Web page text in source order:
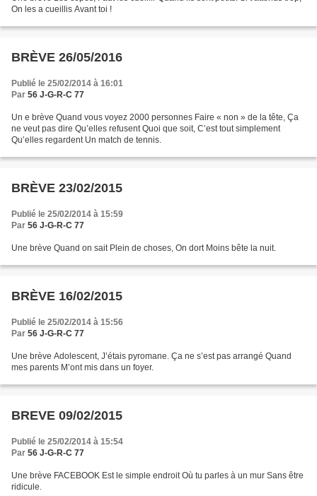
On les a cueillis Avant toi !
BRÈVE 26/05/2016
Publié le 25/02/2014 à 16:01
Par 56 J-G-R-C 77
Un e brève Quand vous voyez 2000 personnes Faire « non » de la tête, Ça
ne veut pas dire Qu’elles refusent Quoi que soit, C’est tout simplement
Qu’elles regardent Un match de tennis.
BRÈVE 23/02/2015
Publié le 25/02/2014 à 15:59
Par 56 J-G-R-C 77
Une brève Quand on sait Plein de choses, On dort Moins bête la nuit.
BRÈVE 16/02/2015
Publié le 25/02/2014 à 15:56
Par 56 J-G-R-C 77
Une brève Adolescent, J’étais pyromane. Ça ne s’est pas arrangé Quand
mes parents M’ont mis dans un foyer.
BREVE 09/02/2015
Publié le 25/02/2014 à 15:54
Par 56 J-G-R-C 77
Une brève FACEBOOK Est le simple endroit Où tu parles à un mur Sans être
ridicule.